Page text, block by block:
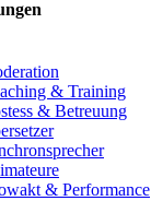
& Training
& Betreuung
& Performance